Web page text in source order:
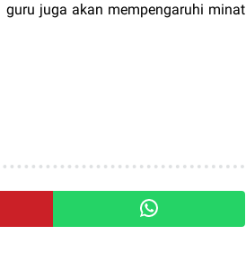
juga akan mempengaruhi minat